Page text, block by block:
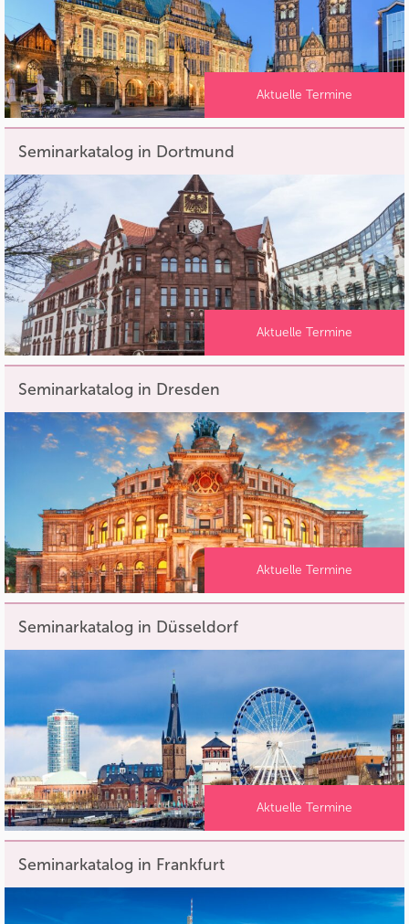
Aktuelle Termine
Seminarkatalog in Dortmund
Aktuelle Termine
Seminarkatalog in Dresden
Aktuelle Termine
Seminarkatalog in Düsseldorf
Aktuelle Termine
Seminarkatalog in Frankfurt